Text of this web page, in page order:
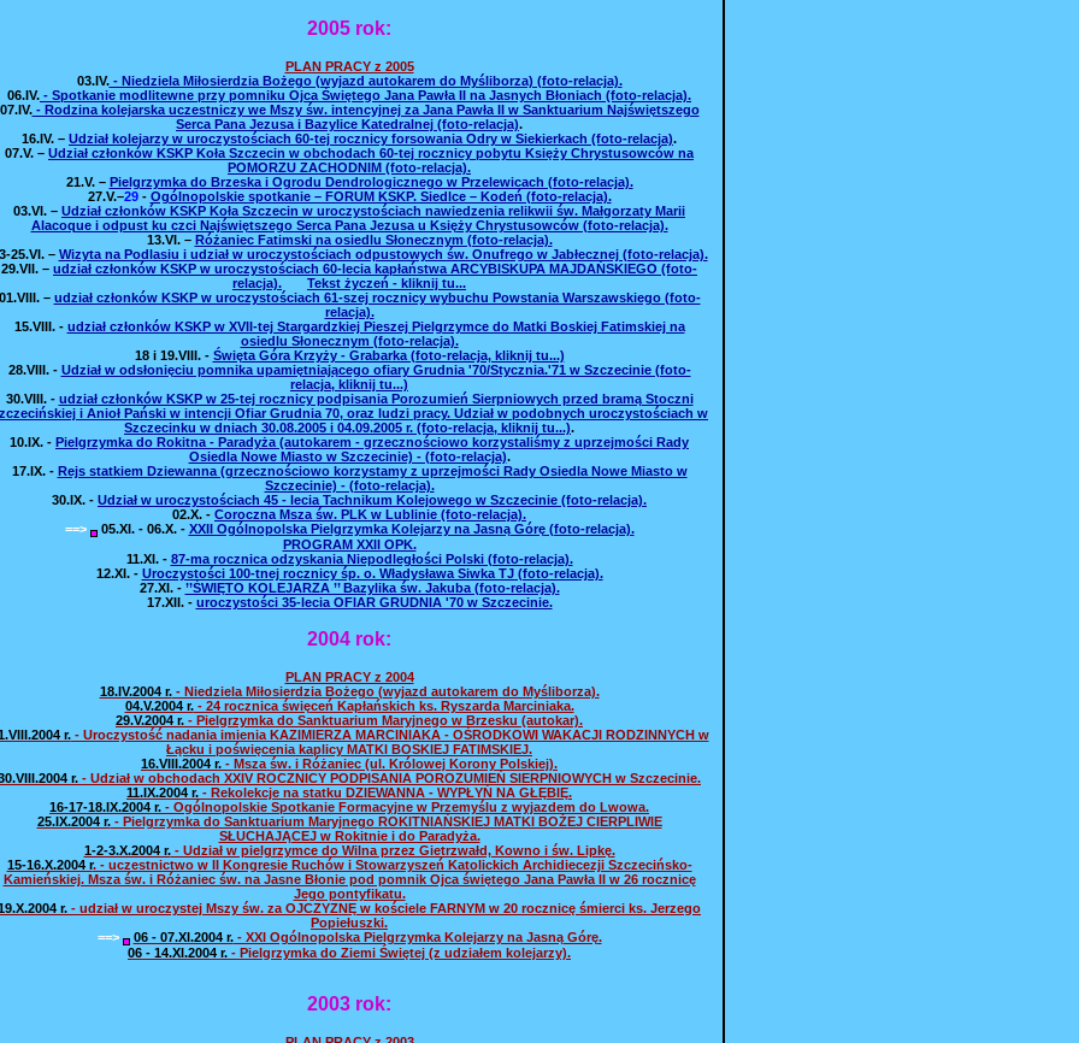
2005 rok:
PLAN PRACY z 2005
03.IV.- Niedziela Miłosierdzia Bożego (wyjazd autokarem do Myśliborza) (foto-relacja).
06.IV. - Spotkanie modlitewne przy pomniku Ojca Świętego Jana Pawła II na Jasnych Błoniach (foto-relacja).
07.IV.- Rodzina kolejarska uczestniczy we Mszy św. intencyjnej za Jana Pawła II w Sanktuarium Najświętszego
Serca Pana Jezusa i Bazylice Katedralnej (foto-relacja).
16.IV. – Udział kolejarzy w uroczystościach 60-tej rocznicy forsowania Odry w Siekierkach (foto-relacja).
07.V. – Udział członków KSKP Koła Szczecin w obchodach 60-tej rocznicy pobytu Księży Chrystusowców na
POMORZU ZACHODNIM (foto-relacja).
21.V.– Pielgrzymka do Brzeska i Ogrodu Dendrologicznego w Przelewicach (foto-relacja).
27.V.–29- Ogólnopolskie spotkanie – FORUM KSKP. Siedlce – Kodeń (foto-relacja).
03.VI. – Udział członków KSKP Koła Szczecin w uroczystościach nawiedzenia relikwii św. Małgorzaty Marii
Alacoque i odpust ku czci Najświętszego Serca Pana Jezusa u Księży Chrystusowców (foto-relacja).
13.VI.– Różaniec Fatimski na osiedlu Słonecznym (foto-relacja).
25.VI.– Wizyta na Podlasiu i udział w uroczystościach odpustowych św. Onufrego w Jabłecznej (foto-relacja).
29.VII. – udział członków KSKP w uroczystościach 60-lecia kapłaństwa ARCYBISKUPA MAJDAŃSKIEGO (foto-
relacja).
Tekst życzeń - kliknij tu...
– udział członków KSKP w uroczystościach 61-szej rocznicy wybuchu Powstania Warszawskiego (foto-
relacja).
15.VIII.- udział członków KSKP w XVII-tej Stargardzkiej Pieszej Pielgrzymce do Matki Boskiej Fatimskiej na
osiedlu Słonecznym (foto-relacja).
18 i 19.VIII.- Święta Góra Krzyży - Grabarka (foto-relacja, kliknij tu...)
28.VIII.- Udział w odsłonięciu pomnika upamiętniającego ofiary Grudnia '70/Stycznia.'71 w Szczecinie (foto-
relacja, kliknij tu...)
30.VIII.- udział członków KSKP w 25-tej rocznicy podpisania Porozumień Sierpniowych przed bramą Stoczni
i Anioł Pański w intencji Ofiar Grudnia 70, oraz ludzi pracy. Udział w podobnych uroczystościach w
Szczecinku w dniach 30.08.2005 i 04.09.2005 r. (foto-relacja, kliknij tu...).
10.IX. - Pielgrzymka do Rokitna - Paradyża (autokarem - grzecznościowo korzystaliśmy z uprzejmości Rady
Osiedla Nowe Miasto w Szczecinie) - (foto-relacja).
17.IX.- Rejs statkiem Dziewanna (grzecznościowo korzystamy z uprzejmości Rady Osiedla Nowe Miasto w
Szczecinie) - (foto-relacja).
30.IX. - Udział w uroczystościach 45 - lecia Tachnikum Kolejowego w Szczecinie (foto-relacja).
02.X. - Coroczna Msza św. PLK w Lublinie (foto-relacja).
==>
05.XI.- 06.X.- XXII Ogólnopolska Pielgrzymka Kolejarzy na Jasną Górę (foto-relacja).
PROGRAM XXII OPK.
11.XI.- 87-ma rocznica odzyskania Niepodległości Polski (foto-relacja).
12.XI.- Uroczystości 100-tnej rocznicy śp. o. Władysława Siwka TJ (foto-relacja).
27.XI.- ’’ŚWIĘTO KOLEJARZA ’’ Bazylika św. Jakuba (foto-relacja).
17.XII.- uroczystości 35-lecia OFIAR GRUDNIA '70 w Szczecinie.
2004 rok:
PLAN PRACY z 2004
18.IV.2004 r.- Niedziela Miłosierdzia Bożego (wyjazd autokarem do Myśliborza).
04.V.2004 r.- 24 rocznica święceń Kapłańskich ks. Ryszarda Marciniaka.
29.V.2004 r. - Pielgrzymka do Sanktuarium Maryjnego w Brzesku (autokar).
r.- Uroczystość nadania imienia KAZIMIERZA MARCINIAKA - OŚRODKOWI WAKACJI RODZINNYCH w
Łącku i poświęcenia kaplicy MATKI BOSKIEJ FATIMSKIEJ.
16.VIII.2004 r. - Msza św. i Różaniec (ul. Królowej Korony Polskiej).
r. - Udział w obchodach XXIV ROCZNICY PODPISANIA POROZUMIEŃ SIERPNIOWYCH w Szczecinie.
11.IX.2004 r. - Rekolekcje na statku DZIEWANNA - WYPŁYŃ NA GŁĘBIĘ.
16-17-18.IX.2004 r. - Ogólnopolskie Spotkanie Formacyjne w Przemyślu z wyjazdem do Lwowa.
25.IX.2004 r.- Pielgrzymka do Sanktuarium Maryjnego ROKITNIAŃSKIEJ MATKI BOŻEJ CIERPLIWIE
SŁUCHAJĄCEJ w Rokitnie i do Paradyża.
1-2-3.X.2004 r.- Udział w pielgrzymce do Wilna przez Gietrzwałd, Kowno i św. Lipkę.
15-16.X.2004 r. - uczestnictwo w II Kongresie Ruchów i Stowarzyszeń Katolickich Archidiecezji Szczecińsko-
Kamieńskiej. Msza św. i Różaniec św. na Jasne Błonie pod pomnik Ojca świętego Jana Pawła II w 26 rocznicę
Jego pontyfikatu.
r. - udział w uroczystej Mszy św. za OJCZYZNĘ w kościele FARNYM w 20 rocznicę śmierci ks. Jerzego
Popiełuszki.
==>
06 - 07.XI.2004 r.- XXI Ogólnopolska Pielgrzymka Kolejarzy na Jasną Górę.
06 - 14.XI.2004 r. - Pielgrzymka do Ziemi Świętej (z udziałem kolejarzy).
2003 rok: